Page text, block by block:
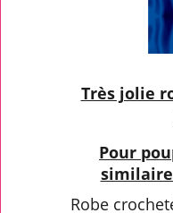
Très jolie
Pour
Robe